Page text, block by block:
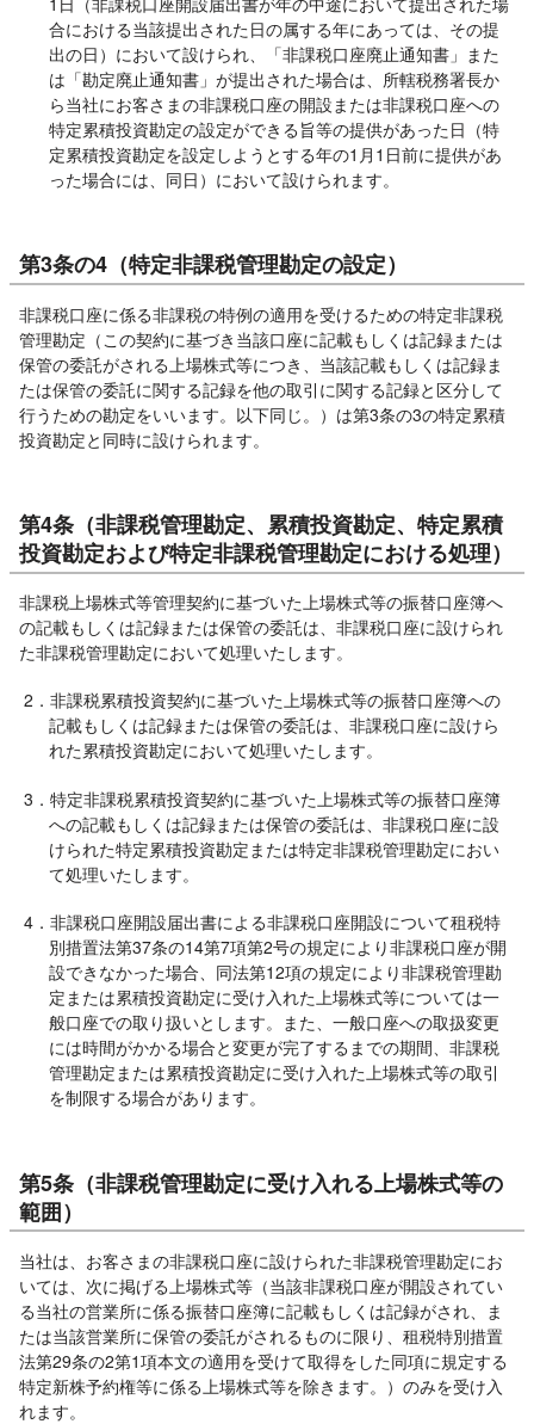
合における当該提出された日の属する年にあっては、その提
出の日）において設けられ、「非課税口座廃止通知書」また
は「勘定廃止通知書」が提出された場合は、所轄税務署長か
ら当社にお客さまの非課税口座の開設または非課税口座への
特定累積投資勘定の設定ができる旨等の提供があった日（特
定累積投資勘定を設定しようとする年の1月1日前に提供があ
った場合には、同日）において設けられます。
第3条の4（特定非課税管理勘定の設定）
非課税口座に係る非課税の特例の適用を受けるための特定非課税
管理勘定（この契約に基づき当該口座に記載もしくは記録または
保管の委託がされる上場株式等につき、当該記載もしくは記録ま
たは保管の委託に関する記録を他の取引に関する記録と区分して
行うための勘定をいいます。以下同じ。）は第3条の3の特定累積
投資勘定と同時に設けられます。
第4条（非課税管理勘定、累積投資勘定、特定累積
投資勘定および特定非課税管理勘定における処理）
非課税上場株式等管理契約に基づいた上場株式等の振替口座簿へ
の記載もしくは記録または保管の委託は、非課税口座に設けられ
た非課税管理勘定において処理いたします。
2．非課税累積投資契約に基づいた上場株式等の振替口座簿への
記載もしくは記録または保管の委託は、非課税口座に設けら
れた累積投資勘定において処理いたします。
3．特定非課税累積投資契約に基づいた上場株式等の振替口座簿
への記載もしくは記録または保管の委託は、非課税口座に設
けられた特定累積投資勘定または特定非課税管理勘定におい
て処理いたします。
4．非課税口座開設届出書による非課税口座開設について租税特
別措置法第37条の14第7項第2号の規定により非課税口座が開
設できなかった場合、同法第12項の規定により非課税管理勘
定または累積投資勘定に受け入れた上場株式等については一
般口座での取り扱いとします。また、一般口座への取扱変更
には時間がかかる場合と変更が完了するまでの期間、非課税
管理勘定または累積投資勘定に受け入れた上場株式等の取引
を制限する場合があります。
第5条（非課税管理勘定に受け入れる上場株式等の
範囲）
当社は、お客さまの非課税口座に設けられた非課税管理勘定にお
いては、次に掲げる上場株式等（当該非課税口座が開設されてい
る当社の営業所に係る振替口座簿に記載もしくは記録がされ、ま
たは当該営業所に保管の委託がされるものに限り、租税特別措置
法第29条の2第1項本文の適用を受けて取得をした同項に規定する
特定新株予約権等に係る上場株式等を除きます。）のみを受け入
れます。